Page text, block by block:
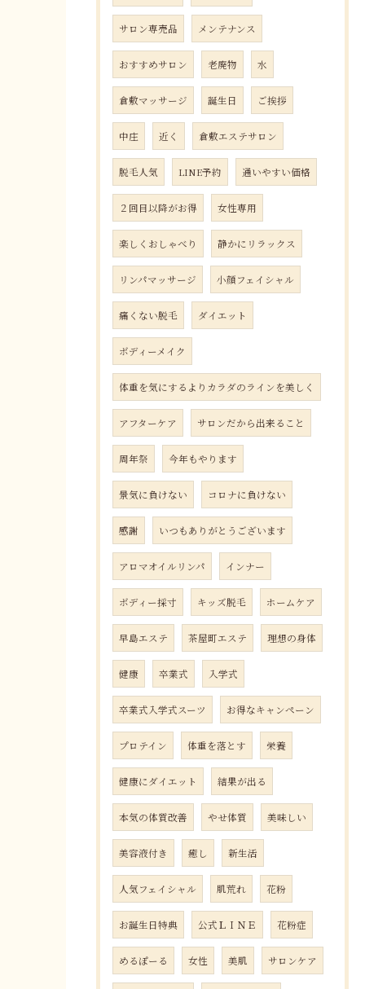
サロン専売品 メンテナンス
おすすめサロン 老廃物 水
倉敷マッサージ 誕生日 ご挨拶
中庄 近く 倉敷エステサロン
脱毛人気 LINE予約 通いやすい価格
２回目以降がお得 女性専用
楽しくおしゃべり 静かにリラックス
リンパマッサージ 小顔フェイシャル
痛くない脱毛 ダイエット
ボディーメイク
体重を気にするよりカラダのラインを美しく
アフターケア サロンだから出来ること
周年祭 今年もやります
景気に負けない コロナに負けない
感謝 いつもありがとうございます
アロマオイルリンパ インナー
ボディー採寸 キッズ脱毛 ホームケア
早島エステ 茶屋町エステ 理想の身体
健康 卒業式 入学式
卒業式入学式スーツ お得なキャンペーン
プロテイン 体重を落とす 栄養
健康にダイエット 結果が出る
本気の体質改善 やせ体質 美味しい
美容液付き 癒し 新生活
人気フェイシャル 肌荒れ 花粉
お誕生日特典 公式ＬＩＮＥ 花粉症
めるぽーる 女性 美肌 サロンケア